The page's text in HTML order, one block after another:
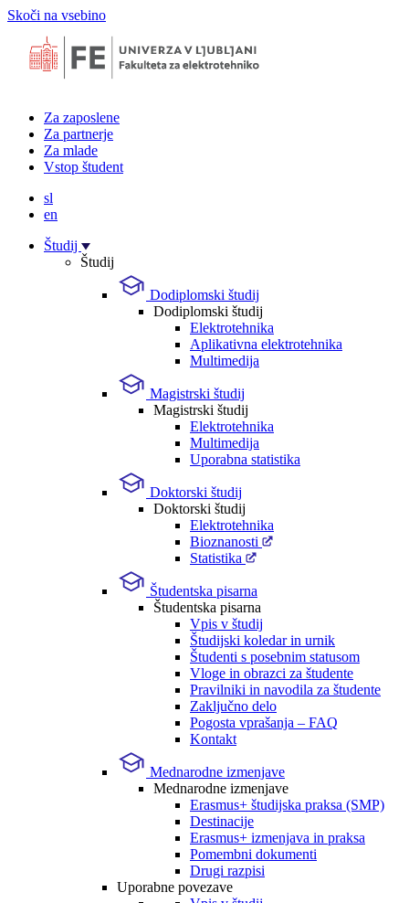
Skoči na vsebino
Za zaposlene
Za partnerje
Za mlade
Vstop študent
sl
en
Študij
Študij
Dodiplomski študij
Dodiplomski študij
Elektrotehnika
Aplikativna elektrotehnika
Multimedija
Magistrski študij
Magistrski študij
Elektrotehnika
Multimedija
Uporabna statistika
Doktorski študij
Doktorski študij
Elektrotehnika
Bioznanosti
Statistika
Študentska pisarna
Študentska pisarna
Vpis v študij
Študijski koledar in urnik
Študenti s posebnim statusom
Vloge in obrazci za študente
Pravilniki in navodila za študente
Zaključno delo
Pogosta vprašanja – FAQ
Kontakt
Mednarodne izmenjave
Mednarodne izmenjave
Erasmus+ študijska praksa (SMP)
Destinacije
Erasmus+ izmenjava in praksa
Pomembni dokumenti
Drugi razpisi
Uporabne povezave